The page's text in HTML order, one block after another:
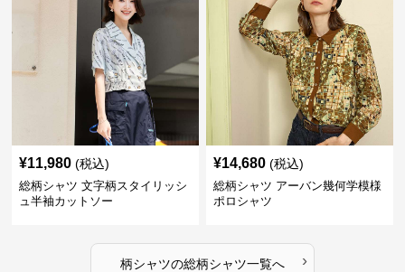
¥11,980 (税込)
総柄シャツ 文字柄スタイリッシ
ュ半袖カットソー
¥14,680 (税込)
総柄シャツ アーバン幾何学模様
ポロシャツ
柄シャツの総柄シャツ一覧へ ›